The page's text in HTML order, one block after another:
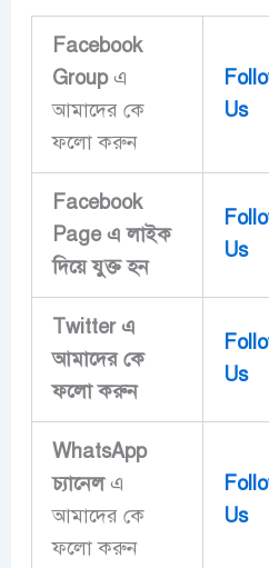
Facebook
Groupএ
আমাদের কে
ফলো করুন
Us
Facebook
Page এ লাইক
দিয়ে ‍যুক্ত হন
Us
Twitter এ
আমাদের কে
ফলো করুন
Us
WhatsApp
চ্যানেলএ
আমাদের কে
ফলো করুন
Us